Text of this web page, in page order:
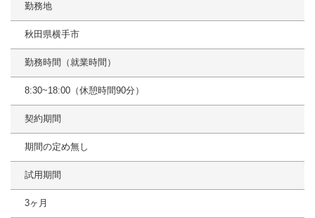
勤務地
秋田県横手市
勤務時間（就業時間）
8:30~18:00（休憩時間90分）
契約期間
期間の定め無し
試用期間
3ヶ月